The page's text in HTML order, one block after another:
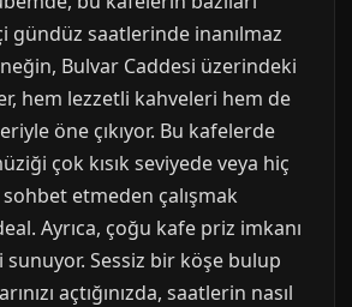
gündüz saatlerinde inanılmaz
Bulvar Caddesi üzerindeki
hem lezzetli kahveleri hem de
öne çıkıyor. Bu kafelerde
çok kısık seviyede veya hiç
sohbet etmeden çalışmak
Ayrıca, çoğu kafe priz imkanı
sunuyor. Sessiz bir köşe bulup
açtığınızda, saatlerin nasıl